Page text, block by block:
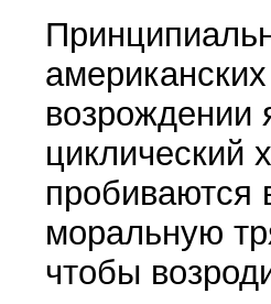
возрождении
циклический
пробиваются
моральную
чтобы